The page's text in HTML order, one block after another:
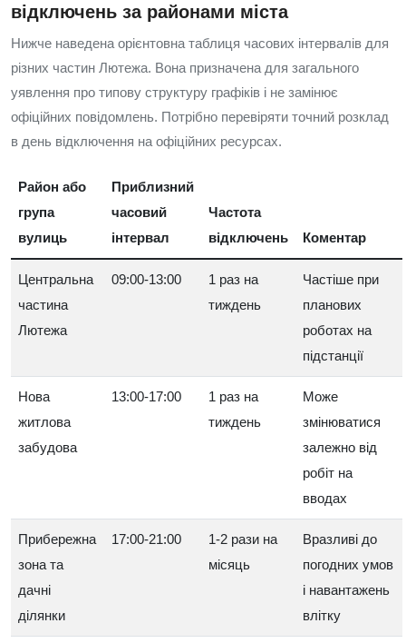
відключень за районами міста
Нижче наведена орієнтовна таблиця часових інтервалів для
різних частин Лютежа. Вона призначена для загального
уявлення про типову структуру графіків і не замінює
офіційних повідомлень. Потрібно перевіряти точний розклад
в день відключення на офіційних ресурсах.
Район або
група
вулиць
Приблизний
часовий
інтервал
Частота
відключень
Коментар
Центральна
частина
Лютежа
09:00-13:00
1 раз на
тиждень
Частіше при
планових
роботах на
підстанції
Нова
житлова
забудова
13:00-17:00
1 раз на
тиждень
Може
змінюватися
залежно від
робіт на
вводах
Прибережна
зона та
дачні
ділянки
17:00-21:00
1-2 рази на
місяць
Вразливі до
погодних умов
і навантажень
влітку